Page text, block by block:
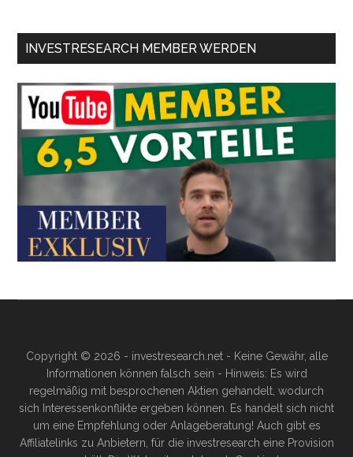
INVESTRESEARCH MEMBER WERDEN
Copyright © 2026 - investresearch.net - Keine Gewähr, alle
Informationen können falsch sein - Hinweis: Es wird
regelmäßig mit besprochenen Aktien gehandelt, wodurch
sich Interessenkonflikte ergeben können. Es handelt sich nicht
um eine Empfehlung oder Anlageberatung! Auch gibt es
Affiliatelinks zu Anbietern, für die investresearch eine Provision